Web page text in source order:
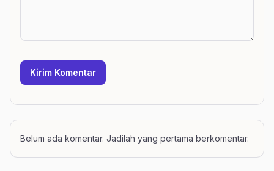
Kirim Komentar
Belum ada komentar. Jadilah yang pertama berkomentar.